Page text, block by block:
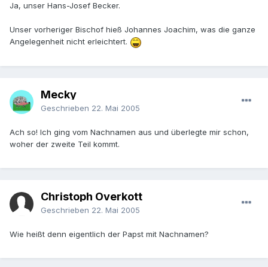
Ja, unser Hans-Josef Becker.
Unser vorheriger Bischof hieß Johannes Joachim, was die ganze
Angelegenheit nicht erleichtert.
Mecky
Geschrieben 22. Mai 2005
Ach so! Ich ging vom Nachnamen aus und überlegte mir schon,
woher der zweite Teil kommt.
Christoph Overkott
Geschrieben 22. Mai 2005
Wie heißt denn eigentlich der Papst mit Nachnamen?